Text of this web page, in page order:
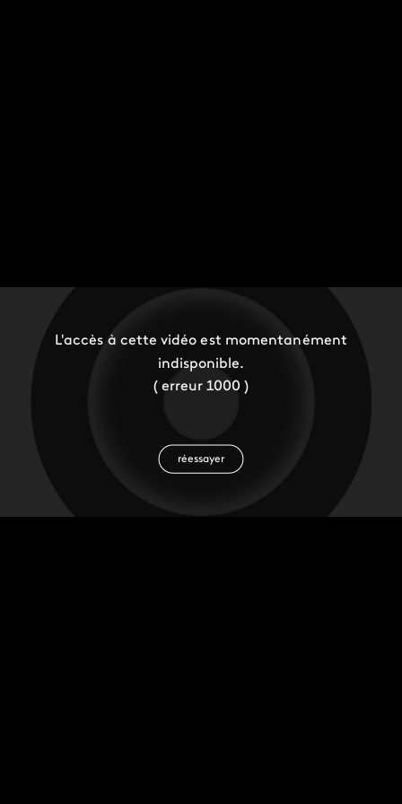
L'accès à cette vidéo est momentanément
indisponible.
( erreur 1000 )
réessayer